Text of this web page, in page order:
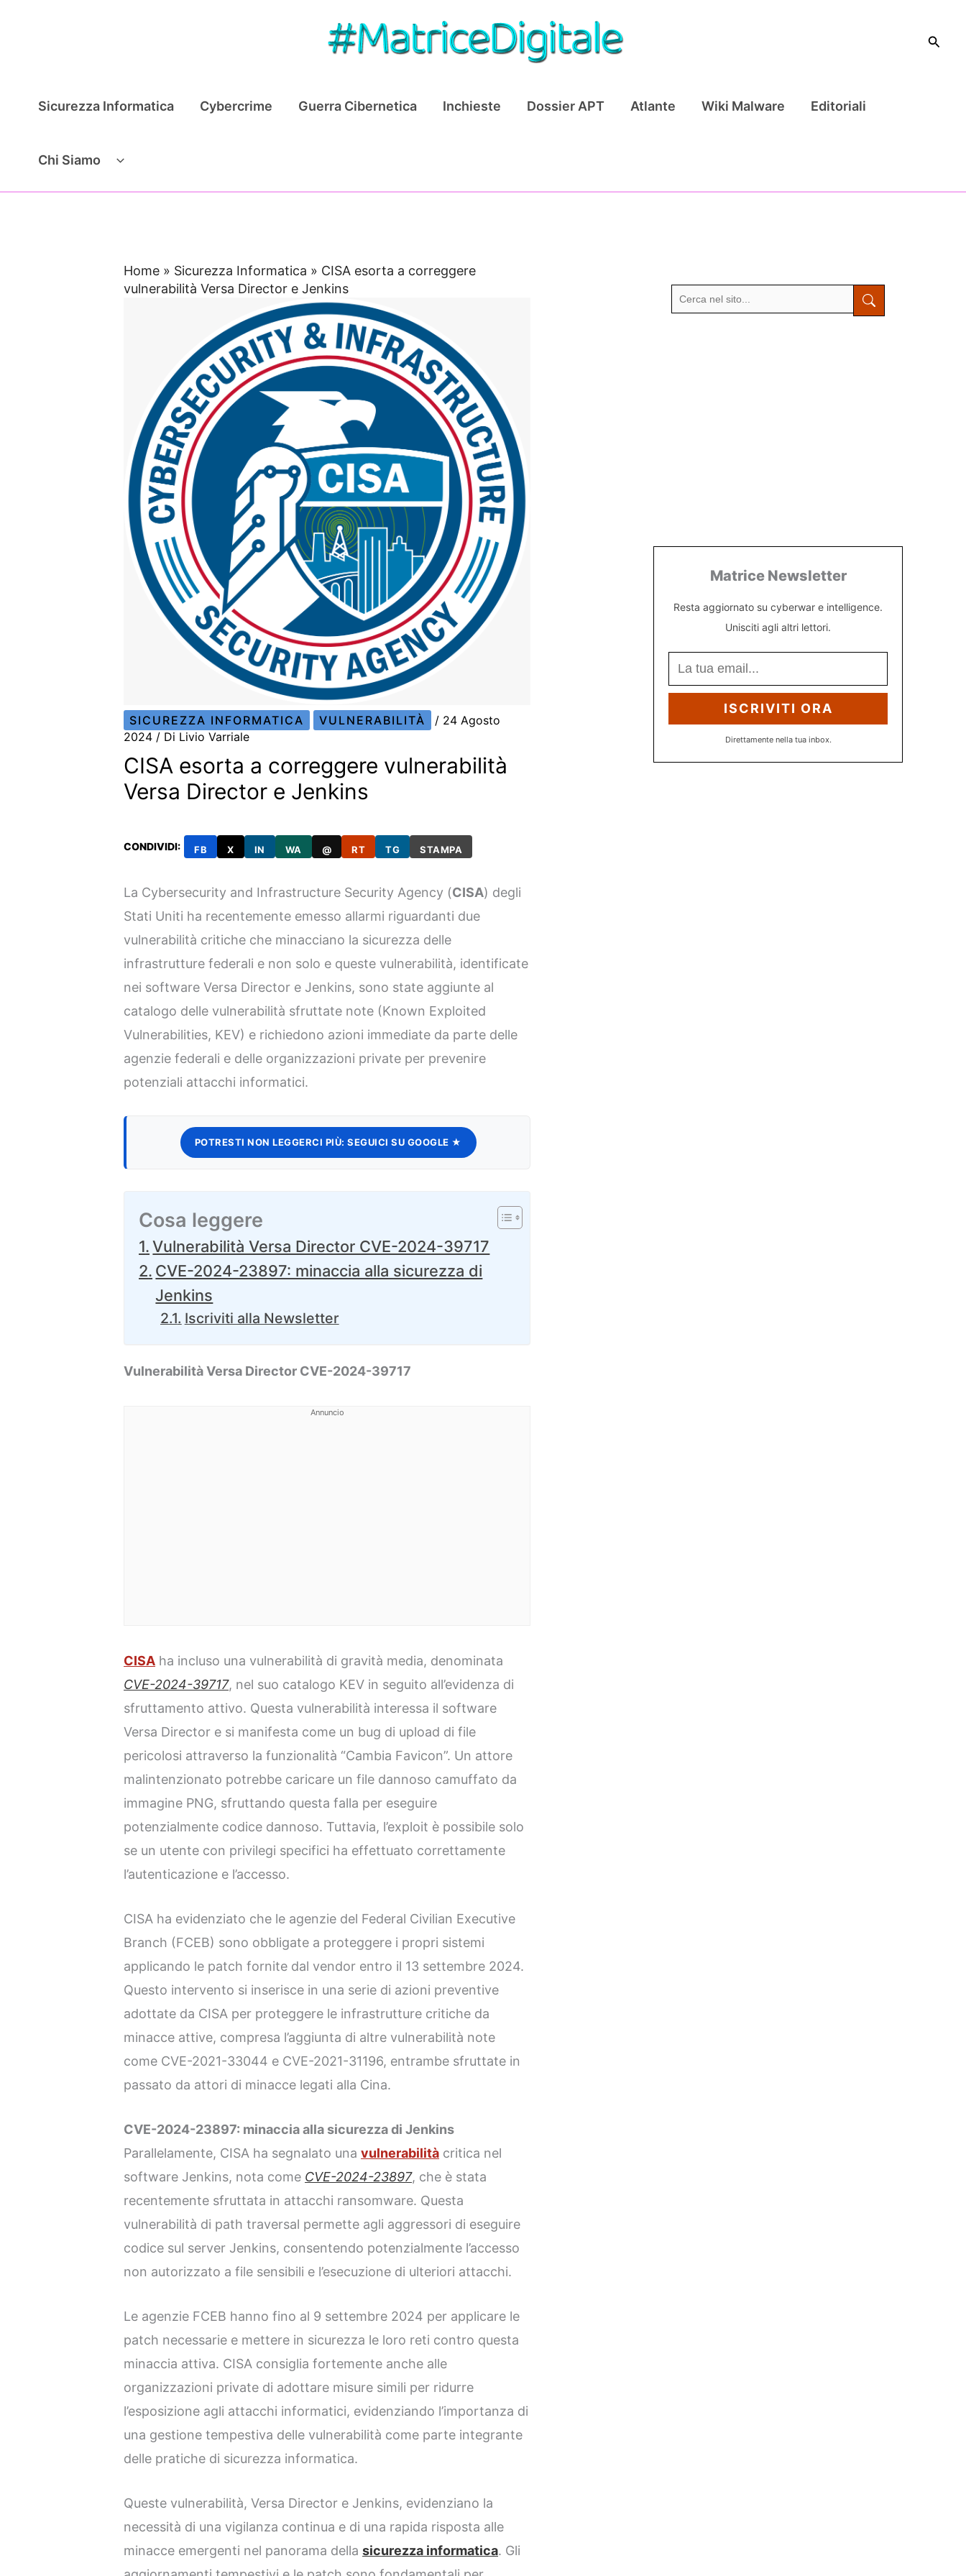
Cerca
Sicurezza Informatica Cybercrime Guerra Cibernetica Inchieste Dossier APT Atlante Wiki Malware Editoriali
Chi Siamo
Home » Sicurezza Informatica » CISA esorta a correggere
vulnerabilità Versa Director e Jenkins
SICUREZZA INFORMATICA VULNERABILITÀ / 24 Agosto
2024 / Di Livio Varriale
CISA esorta a correggere vulnerabilità
Versa Director e Jenkins
CONDIVIDI: FB X IN WA @ RT TG STAMPA
La Cybersecurity and Infrastructure Security Agency (CISA) degli
Stati Uniti ha recentemente emesso allarmi riguardanti due
vulnerabilità critiche che minacciano la sicurezza delle
infrastrutture federali e non solo e queste vulnerabilità, identificate
nei software Versa Director e Jenkins, sono state aggiunte al
catalogo delle vulnerabilità sfruttate note (Known Exploited
Vulnerabilities, KEV) e richiedono azioni immediate da parte delle
agenzie federali e delle organizzazioni private per prevenire
potenziali attacchi informatici.
POTRESTI NON LEGGERCI PIÙ: SEGUICI SU GOOGLE ★
Cosa leggere
Vulnerabilità Versa Director CVE-2024-39717
CVE-2024-23897: minaccia alla sicurezza di
Jenkins
Iscriviti alla Newsletter
Vulnerabilità Versa Director CVE-2024-39717
Annuncio
CISA ha incluso una vulnerabilità di gravità media, denominata
CVE-2024-39717, nel suo catalogo KEV in seguito all’evidenza di
sfruttamento attivo. Questa vulnerabilità interessa il software
Versa Director e si manifesta come un bug di upload di file
pericolosi attraverso la funzionalità “Cambia Favicon”. Un attore
malintenzionato potrebbe caricare un file dannoso camuffato da
immagine PNG, sfruttando questa falla per eseguire
potenzialmente codice dannoso. Tuttavia, l’exploit è possibile solo
se un utente con privilegi specifici ha effettuato correttamente
l’autenticazione e l’accesso.
CISA ha evidenziato che le agenzie del Federal Civilian Executive
Branch (FCEB) sono obbligate a proteggere i propri sistemi
applicando le patch fornite dal vendor entro il 13 settembre 2024.
Questo intervento si inserisce in una serie di azioni preventive
adottate da CISA per proteggere le infrastrutture critiche da
minacce attive, compresa l’aggiunta di altre vulnerabilità note
come CVE-2021-33044 e CVE-2021-31196, entrambe sfruttate in
passato da attori di minacce legati alla Cina.
CVE-2024-23897: minaccia alla sicurezza di Jenkins
Parallelamente, CISA ha segnalato unavulnerabilità critica nel
software Jenkins, nota come CVE-2024-23897, che è stata
recentemente sfruttata in attacchi ransomware. Questa
vulnerabilità di path traversal permette agli aggressori di eseguire
codice sul server Jenkins, consentendo potenzialmente l’accesso
non autorizzato a file sensibili e l’esecuzione di ulteriori attacchi.
Le agenzie FCEB hanno fino al 9 settembre 2024 per applicare le
patch necessarie e mettere in sicurezza le loro reti contro questa
minaccia attiva. CISA consiglia fortemente anche alle
organizzazioni private di adottare misure simili per ridurre
l’esposizione agli attacchi informatici, evidenziando l’importanza di
una gestione tempestiva delle vulnerabilità come parte integrante
delle pratiche di sicurezza informatica.
Queste vulnerabilità, Versa Director e Jenkins, evidenziano la
necessità di una vigilanza continua e di una rapida risposta alle
minacce emergenti nel panorama dellasicurezza informatica. Gli
Matrice Newsletter
Resta aggiornato su cyberwar e intelligence.
Unisciti agli altri lettori.
ISCRIVITI ORA
Direttamente nella tua inbox.